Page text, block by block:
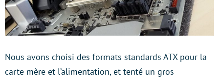
Nous avons choisi des formats standards ATX pour la
carte mère et l’alimentation, et tenté un gros